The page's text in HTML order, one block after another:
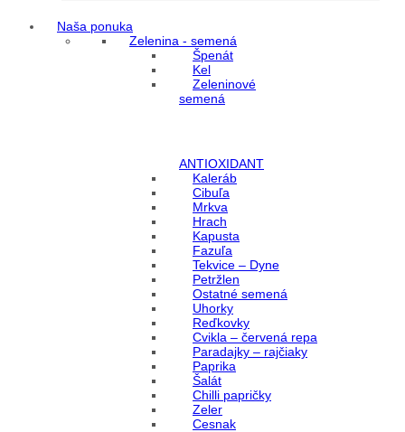
Naša ponuka
Zelenina - semená
Špenát
Kel
Zeleninové
semená
ANTIOXIDANT
Kaleráb
Cibuľa
Mrkva
Hrach
Kapusta
Fazuľa
Tekvice – Dyne
Petržlen
Ostatné semená
Uhorky
Reďkovky
Cvikla – červená repa
Paradajky – rajčiaky
Paprika
Šalát
Chilli papričky
Zeler
Cesnak